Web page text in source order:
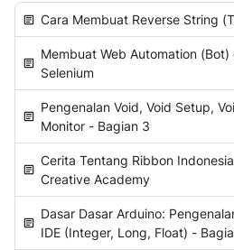
Cara Membuat Reverse String
Membuat Web Automation
Selenium
Pengenalan Void, Void Setup,
Monitor - Bagian 3
Cerita Tentang Ribbon
Creative Academy
Dasar Dasar Arduino:
IDE (Integer, Long, Float) -